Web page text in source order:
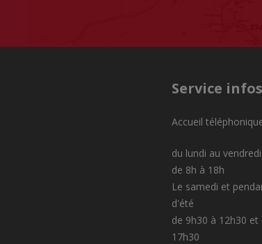
Service
Accueil
du lundi au
de 8h à 18h
Le samedi et
d'été
de 9h30 à 12h30 et
17h30